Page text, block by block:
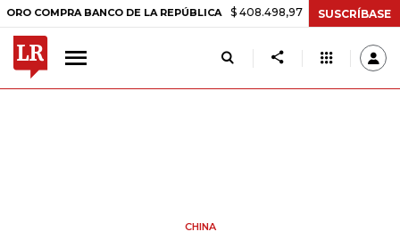
BANCO DE LA REPÚBLICA $ 408.498,97 +$ 8.753,81 +2,19%
SUSCRÍBASE
CHINA